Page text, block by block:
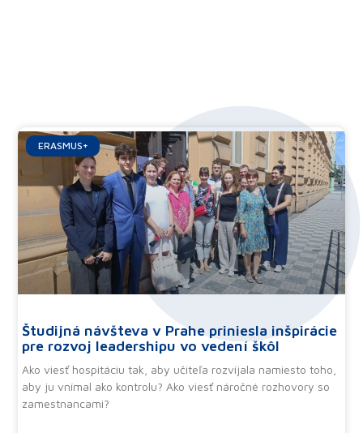
Ďalšie články
ERASMUS+
Študijná návšteva v Prahe priniesla inšpirácie
pre rozvoj leadershipu vo vedení škôl
Ako viesť hospitáciu tak, aby učiteľa rozvíjala namiesto toho,
aby ju vnímal ako kontrolu? Ako viesť náročné rozhovory so
zamestnancami?